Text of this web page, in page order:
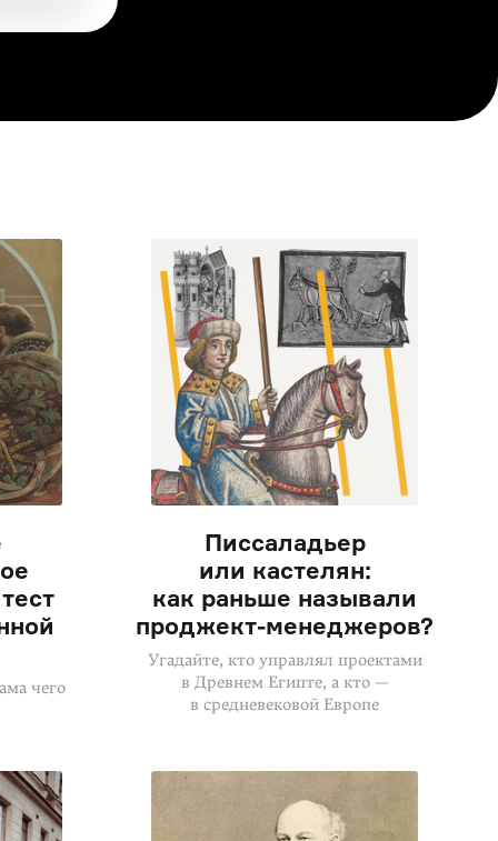
чего
Писсаладьер
или кастелян:
как раньше называли
проджект-менеджеров?
Угадайте, кто управлял проектами
в Древнем Египте, а кто —
в средневековой Европе